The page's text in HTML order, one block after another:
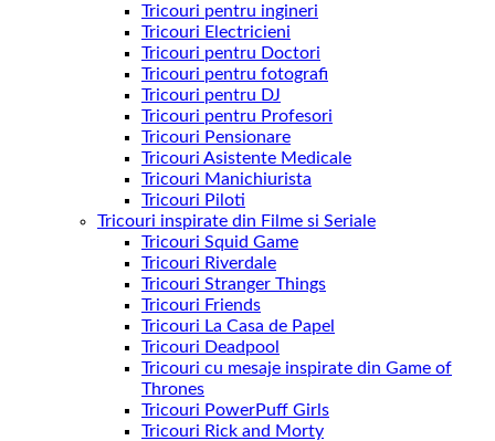
Tricouri pentru ingineri
Tricouri Electricieni
Tricouri pentru Doctori
Tricouri pentru fotografi
Tricouri pentru DJ
Tricouri pentru Profesori
Tricouri Pensionare
Tricouri Asistente Medicale
Tricouri Manichiurista
Tricouri Piloti
Tricouri inspirate din Filme si Seriale
Tricouri Squid Game
Tricouri Riverdale
Tricouri Stranger Things
Tricouri Friends
Tricouri La Casa de Papel
Tricouri Deadpool
Tricouri cu mesaje inspirate din Game of
Thrones
Tricouri PowerPuff Girls
Tricouri Rick and Morty